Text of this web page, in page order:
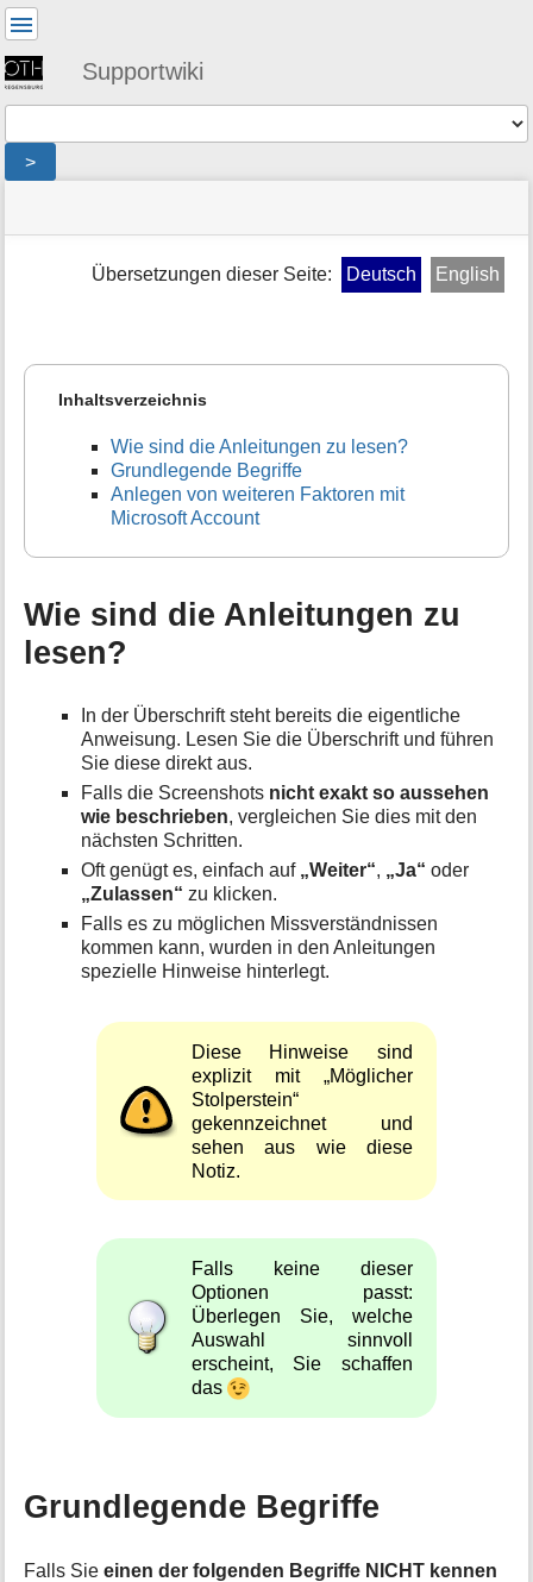
Supportwiki
>
befinden
»
Seiten-
Werkzeuge
a
t
n
e
n
Übersetzungen dieser Seite: Deutsch English
Inhaltsverzeichnis
Wie sind die Anleitungen zu lesen?
Grundlegende Begriffe
Anlegen von weiteren Faktoren mit
Microsoft Account
Wie sind die Anleitungen zu
lesen?
In der Überschrift steht bereits die eigentliche
Anweisung. Lesen Sie die Überschrift und führen
Sie diese direkt aus.
Falls die Screenshots nicht exakt so aussehen
wie beschrieben, vergleichen Sie dies mit den
nächsten Schritten.
Oft genügt es, einfach auf „Weiter“, „Ja“ oder
„Zulassen“ zu klicken.
Falls es zu möglichen Missverständnissen
kommen kann, wurden in den Anleitungen
spezielle Hinweise hinterlegt.
Diese Hinweise sind
explizit mit „Möglicher
Stolperstein“
gekennzeichnet und
sehen aus wie diese
Notiz.
Falls keine dieser
Optionen passt:
Überlegen Sie, welche
Auswahl sinnvoll
erscheint, Sie schaffen
das
Grundlegende Begriffe
Falls Sieeinen der folgenden Begriffe NICHT kennen